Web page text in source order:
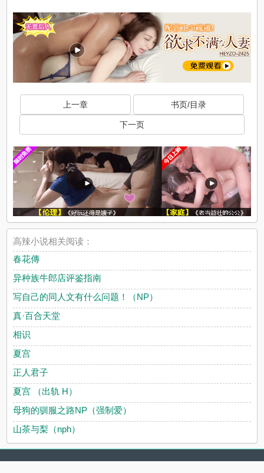
上一章 书页/目录
下一页
高辣小说相关阅读：
春花傳
异种族牛郎店评鉴指南
写自己的同人文有什么问题！（NP）
真·百合天堂
相识
夏宫
正人君子
夏宫 （出轨 H）
母狗的驯服之路NP（强制爱）
山茶与梨（nph）